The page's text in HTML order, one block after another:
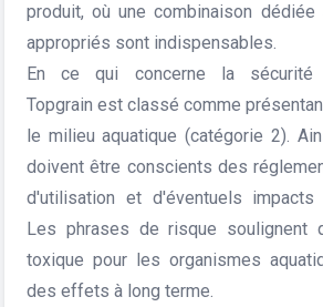
produit, où une combinaison
appropriés sont indispensables.
En ce qui concerne la sécurité
Topgrain est classé comme
le milieu aquatique (catégorie 2).
doivent être conscients des
d'utilisation et d'éventuels impacts
Les phrases de risque soulignent
toxique pour les organismes
des effets à long terme.